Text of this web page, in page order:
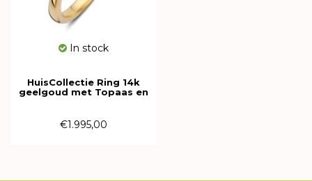
In stock
HuisCollectie Ring 14k
geelgoud met Topaas en
€1.995,00